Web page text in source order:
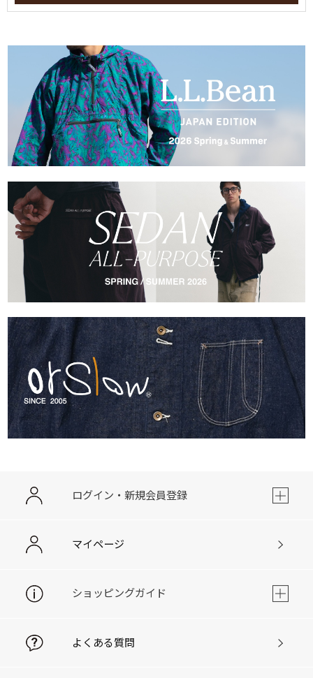
ログイン・新規会員登録
マイページ
ショッピングガイド
よくある質問